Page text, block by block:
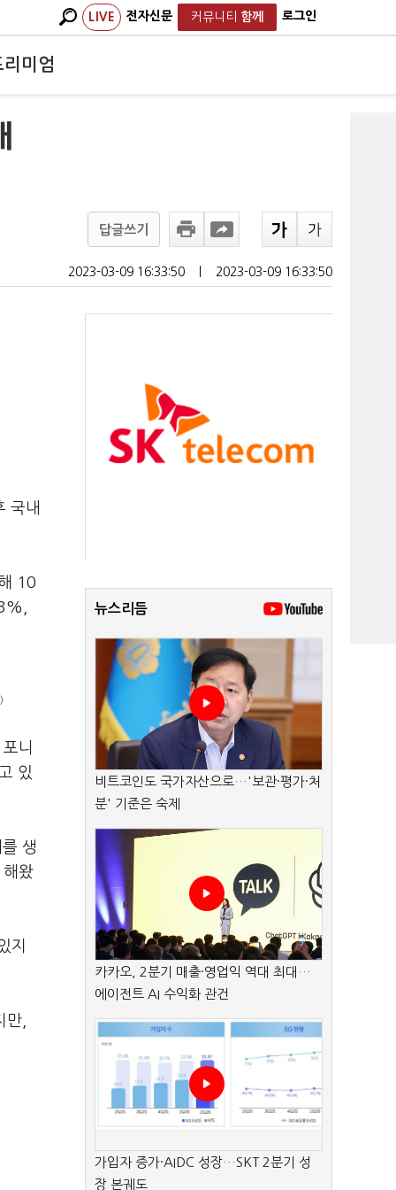
LIVE 전자신문 커뮤니티 함께 로그인
리미엄
답글쓰기
2023-03-09 16:33:50 2023-03-09 16:33:50
국내
10
니
있
생
왔
지
만,
뉴스리듬
비트코인도 국가자산으로…'보관·평가·처
분' 기준은 숙제
카카오, 2분기 매출·영업익 역대 최대…
에이전트 AI 수익화 관건
가입자 증가·AIDC 성장…SKT 2분기 성
장 본궤도